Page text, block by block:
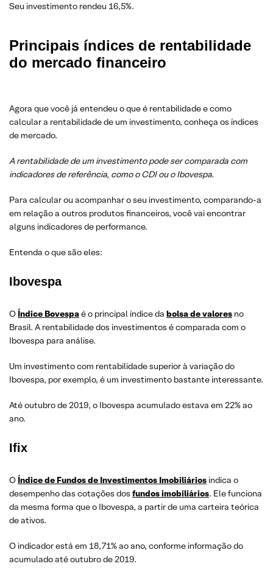
Seu investimento rendeu 16,5%.
Principais índices de rentabilidade
do mercado financeiro
Agora que você já entendeu o que é rentabilidade e como
calcular a rentabilidade de um investimento, conheça os índices
de mercado.
A rentabilidade de um investimento pode ser comparada com
indicadores de referência, como o CDI ou o Ibovespa.
Para calcular ou acompanhar o seu investimento, comparando-a
em relação a outros produtos financeiros, você vai encontrar
alguns indicadores de performance.
Entenda o que são eles:
Ibovespa
O Índice Bovespaé o principal índice da bolsa de valores no
Brasil. A rentabilidade dos investimentos é comparada com o
Ibovespa para análise.
Um investimento com rentabilidade superior à variação do
Ibovespa, por exemplo, é um investimento bastante interessante.
Até outubro de 2019, o Ibovespa acumulado estava em 22% ao
ano.
Ifix
O Índice de Fundos de Investimentos Imobiliários indica o
desempenho das cotações dos fundos imobiliários. Ele funciona
da mesma forma que o Ibovespa, a partir de uma carteira teórica
de ativos.
O indicador está em 18,71% ao ano, conforme informação do
acumulado até outubro de 2019.